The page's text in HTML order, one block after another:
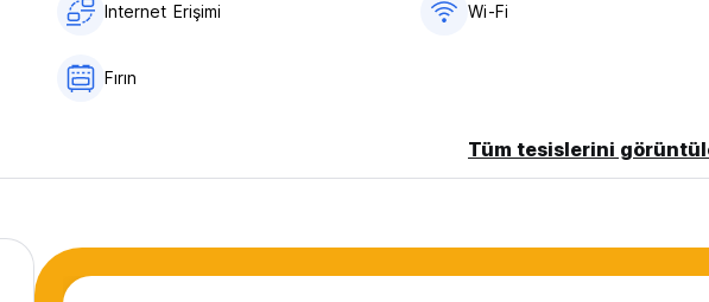
Internet Erişimi Wi-Fi
Fırın
Tüm tesislerini